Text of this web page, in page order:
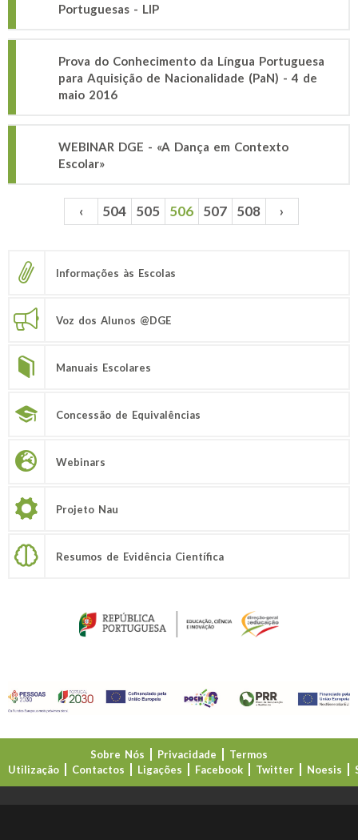
Portuguesas - LIP
Prova do Conhecimento da Língua Portuguesa
para Aquisição de Nacionalidade (PaN) - 4 de
maio 2016
WEBINAR DGE - «A Dança em Contexto
Escolar»
Páginas ‹ 504 505 506 507 508 ›
Informações às Escolas
Voz dos Alunos @DGE
Manuais Escolares
Concessão de Equivalências
Webinars
Projeto Nau
Resumos de Evidência Científica
Sobre Nós Privacidade
Termos
Utilização
Contactos Ligações Facebook Twitter Noesis